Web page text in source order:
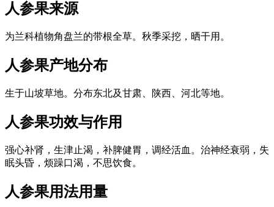
人参果来源
为兰科植物角盘兰的带根全草。秋季采挖，晒干用。
人参果产地分布
生于山坡草地。分布东北及甘肃、陕西、河北等地。
人参果功效与作用
强心补肾，生津止渴，补脾健胃，调经活血。治神经衰弱，失
眠头昏，烦躁口渴，不思饮食。
人参果用法用量